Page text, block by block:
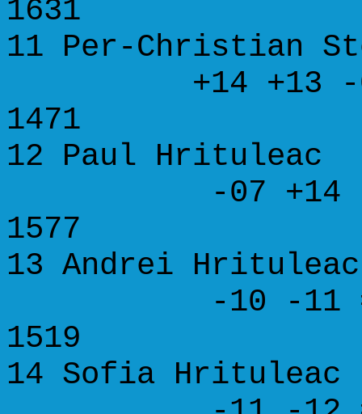
1631
11 Per-Christian
+14 +13 -
1471
12 Paul
-07 +14 -
1577
13 Andrei
-10 -11
1519
14 Sofia